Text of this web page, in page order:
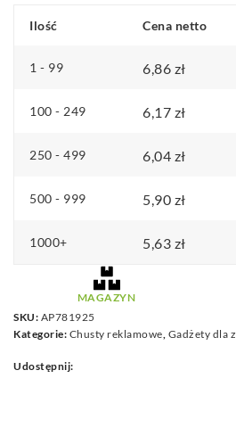
Ilość Cena netto
1 - 99 6,86 zł
100 - 249 6,17 zł
250 - 499 6,04 zł
500 - 999 5,90 zł
1000+ 5,63 zł
MAGAZYN
SKU: AP781925
Kategorie: Chusty reklamowe, Gadżety dla
Udostępnij: